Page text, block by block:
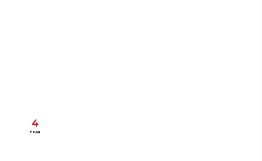
4
года